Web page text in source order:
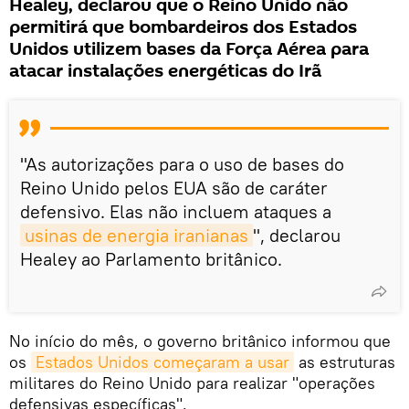
Healey, declarou que o Reino Unido não
permitirá que bombardeiros dos Estados
Unidos utilizem bases da Força Aérea para
atacar instalações energéticas do Irã
"As autorizações para o uso de bases do
Reino Unido pelos EUA são de caráter
defensivo. Elas não incluem ataques a
usinas de energia iranianas ", declarou
Healey ao Parlamento britânico.
No início do mês, o governo britânico informou que
os Estados Unidos começaram a usar as estruturas
militares do Reino Unido para realizar "operações
defensivas específicas".